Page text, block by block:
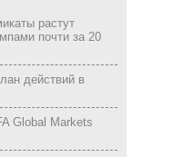
растут
почти за 20
действий в
Global Markets